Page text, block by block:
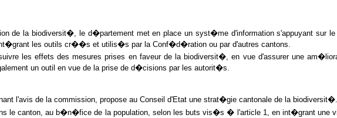
de la biodiversit�, le d�partement met en place un syst�me d'information s'appuyant sur
les outils cr��s et utilis�s par la Conf�d�ration ou par d'autres cantons.
les effets des mesures prises en faveur de la biodiversit�, en vue d'assurer une
un outil en vue de la prise de d�cisions par les autorit�s.
l'avis de la commission, propose au Conseil d'Etat une strat�gie cantonale de la biodiversit�.
le canton, au b�n�fice de la population, selon les buts vis�s � l'article 1, en int�grant une